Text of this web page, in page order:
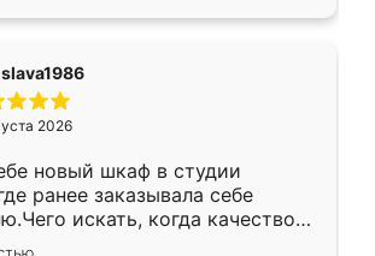
2026
новый шкаф в студии
ранее заказывала себе
искать, когда качеством
Служит кухня уже почти